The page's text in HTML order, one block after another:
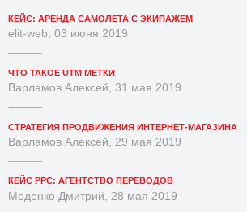
КЕЙС: АРЕНДА САМОЛЕТА С ЭКИПАЖЕМ
elit-web, 03 июня 2019
ЧТО ТАКОЕ UTM МЕТКИ
Варламов Алексей, 31 мая 2019
СТРАТЕГИЯ ПРОДВИЖЕНИЯ ИНТЕРНЕТ-МАГАЗИНА
Варламов Алексей, 29 мая 2019
КЕЙС PPC: АГЕНТСТВО ПЕРЕВОДОВ
Меденко Дмитрий, 28 мая 2019